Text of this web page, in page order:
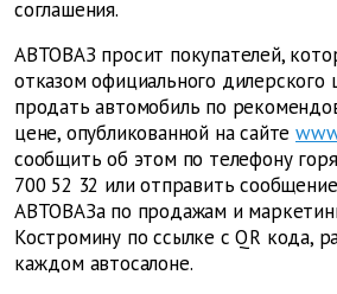
соглашения.
АВТОВАЗ просит покупателей,
отказом официального дилерского
продать автомобиль по
цене, опубликованной на сайте
сообщить об этом по телефону
700 52 32 или отправить
АВТОВАЗа по продажам и
Костромину по ссылке с QR кода,
каждом автосалоне.